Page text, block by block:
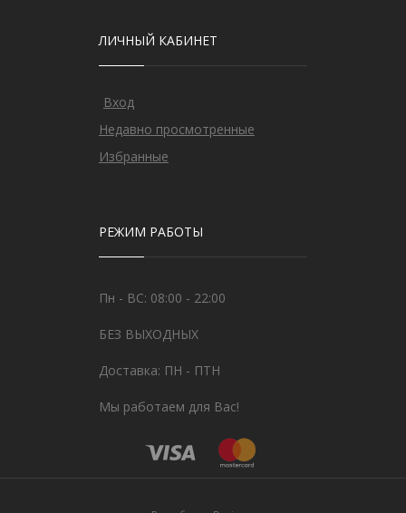
ЛИЧНЫЙ КАБИНЕТ
Вход
Недавно просмотренные
Избранные
РЕЖИМ РАБОТЫ
Пн - ВС: 08:00 - 22:00
БЕЗ ВЫХОДНЫХ
Доставка: ПН - ПТН
Мы работаем для Вас!